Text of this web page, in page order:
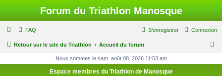
Forum du Triathlon Manosque
FAQ Connexion
S’enregistrer
Retour sur le site du Triathlon Accueil du forum
Nous sommes le sam. août 08, 2026 11:53 am
Espace membres du Triathlon de Manosque